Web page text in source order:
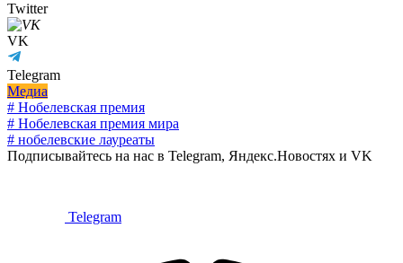
Twitter
VK
Telegram
Медиа
# Нобелевская премия
# Нобелевская премия мира
# нобелевские лауреаты
Подписывайтесь на нас в Telegram, Яндекс.Новостях и VK
Telegram